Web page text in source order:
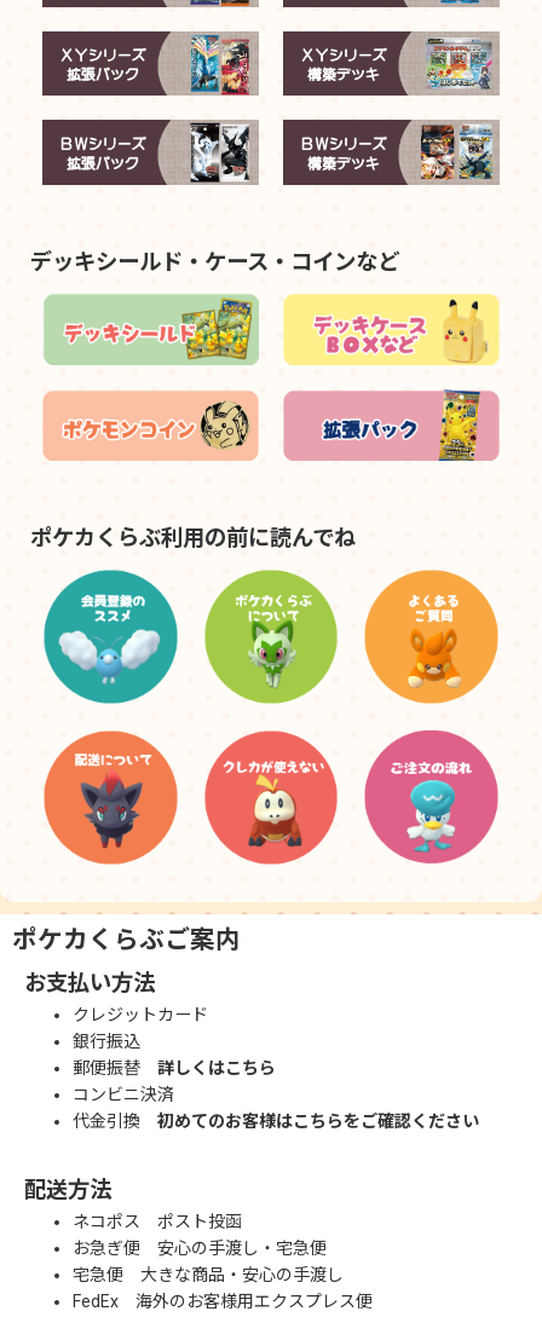
デッキシールド・ケース・コインなど
ポケカくらぶ利用の前に読んでね
ポケカくらぶご案内
お支払い方法
クレジットカード
銀行振込
郵便振替 詳しくはこちら
コンビニ決済
代金引換 初めてのお客様はこちらをご確認ください
配送方法
ネコポス ポスト投函
お急ぎ便 安心の手渡し・宅急便
宅急便 大きな商品・安心の手渡し
FedEx 海外のお客様用エクスプレス便